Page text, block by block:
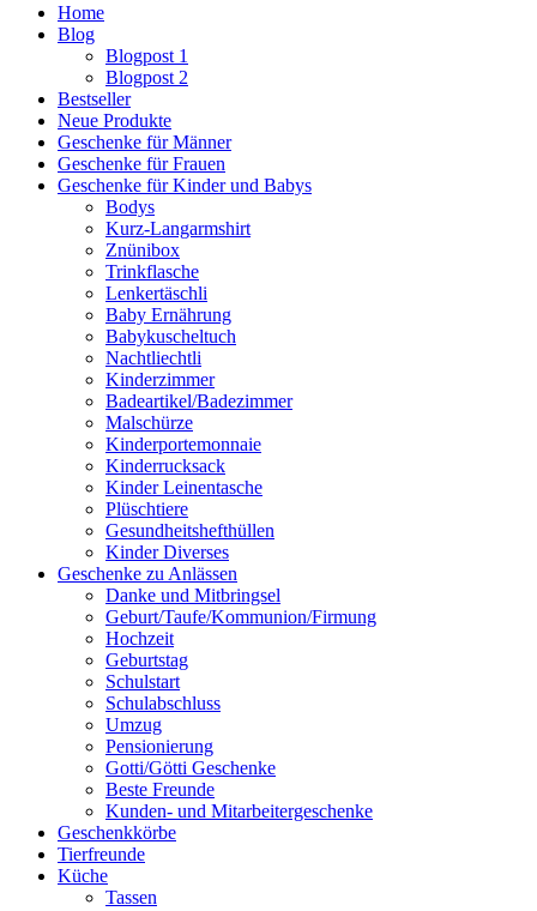
Home
Blog
Blogpost 1
Blogpost 2
Bestseller
Neue Produkte
Geschenke für Männer
Geschenke für Frauen
Geschenke für Kinder und Babys
Bodys
Kurz-Langarmshirt
Znünibox
Trinkflasche
Lenkertäschli
Baby Ernährung
Babykuscheltuch
Nachtliechtli
Kinderzimmer
Badeartikel/Badezimmer
Malschürze
Kinderportemonnaie
Kinderrucksack
Kinder Leinentasche
Plüschtiere
Gesundheitshefthüllen
Kinder Diverses
Geschenke zu Anlässen
Danke und Mitbringsel
Geburt/Taufe/Kommunion/Firmung
Hochzeit
Geburtstag
Schulstart
Schulabschluss
Umzug
Pensionierung
Gotti/Götti Geschenke
Beste Freunde
Kunden- und Mitarbeitergeschenke
Geschenkkörbe
Tierfreunde
Küche
Tassen